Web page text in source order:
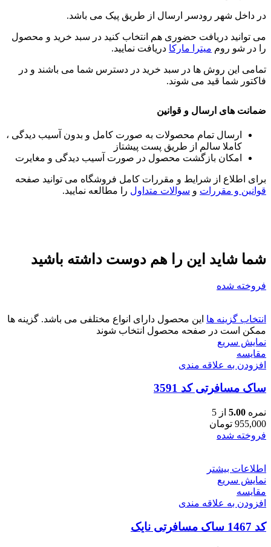
در داخل شهر رودسر ارسال از طریق پیک می باشد.
می توانید دریافت حضوری هم انتخاب کنید در سبد خرید و محصول
را در شو روم میترا مارکا دریافت نمایید.
تمامی این روش ها در سبد خرید در دسترس شما می باشند و در
فاکتور شما قید می شوند.
ضمانت های ارسال و قوانین
ارسال تمام محصولات به صورت کامل و بدون آسیب دیدگی ،
کاملا سالم از طریق پست پیشتاز
امکان بازگشت محصول در صورت آسیب دیدگی و مغایرت
برای اطلاع از شرایط و مقررات کامل فروشگاه می توانید صفحه
قوانین و مقررات و سوالات متداول را مطالعه نمایید.
شما شاید این را هم دوست داشته باشید
فروخته شده
انتخاب گزینه ها این محصول دارای انواع مختلفی می باشد. گزینه ها
ممکن است در صفحه محصول انتخاب شوند
نمایش سریع
مقايسه
افزودن به علاقه مندی
ساک مسافرتی کد 3591
نمره 5.00 از 5
955,000 تومان
فروخته شده
اطلاعات بیشتر
نمایش سریع
مقايسه
افزودن به علاقه مندی
کد 1467 ساک مسافرتی نایک